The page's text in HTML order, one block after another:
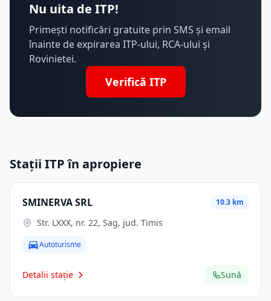
Nu uita de ITP!
Primești notificări gratuite prin SMS și email
înainte de expirarea ITP-ului, RCA-ului și
Rovinietei.
Verifică ITP
Stații ITP în apropiere
SMINERVA SRL 10.3 km
Str. LXXX, nr. 22, Sag, jud. Timis
Autoturisme
Detalii stație Sună